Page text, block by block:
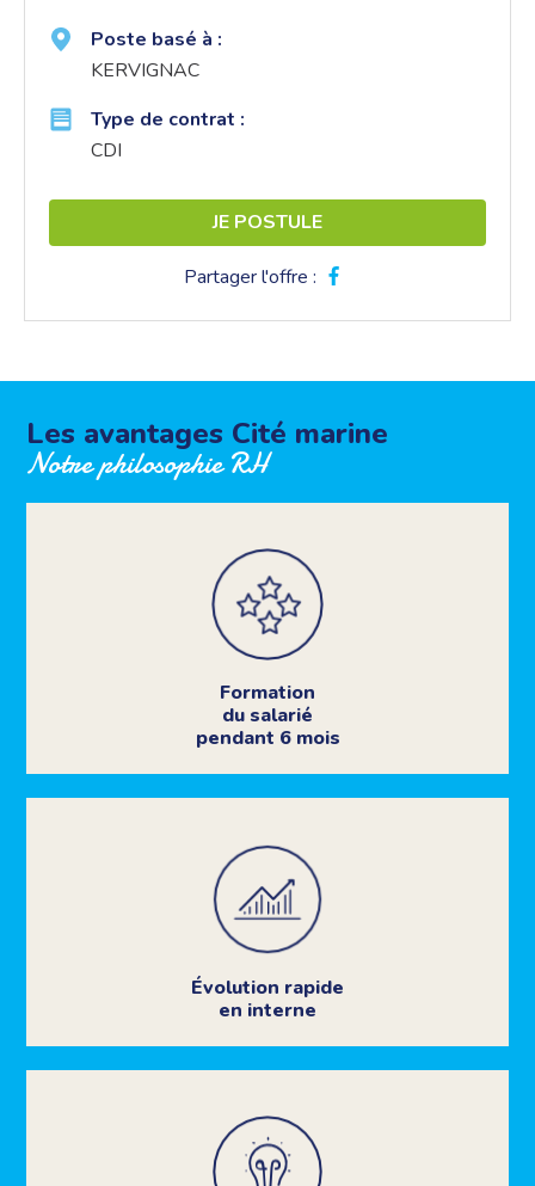
Poste basé à :
KERVIGNAC
Type de contrat :
CDI
JE POSTULE
Partager l'offre :
Les avantages Cité marine
Notre philosophie RH
Formation
du salarié
pendant 6 mois
Évolution rapide
en interne